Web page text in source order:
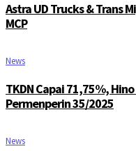
Astra UD Trucks & Trans
MCP
News
TKDN Capai 71,75%,
Permenperin 35/2025
News